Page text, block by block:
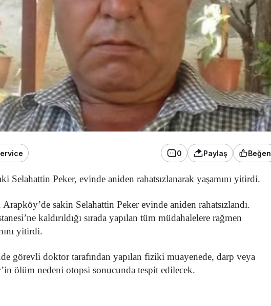
0 Paylaş Beğen
Selahattin Peker, evinde aniden rahatsızlanarak yaşamını yitirdi.
sakin Selahattin Peker evinde aniden rahatsızlandı.
kaldırıldığı sırada yapılan tüm müdahalelere rağmen
yitirdi.
görevli doktor tarafından yapılan fiziki muayenede, darp veya
ölüm nedeni otopsi sonucunda tespit edilecek.